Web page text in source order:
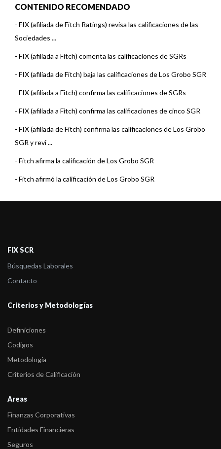
CONTENIDO RECOMENDADO
- FIX (afiliada de Fitch Ratings) revisa las calificaciones de las
Sociedades ...
- FIX (afiliada a Fitch) comenta las calificaciones de SGRs
- FIX (afiliada de Fitch) baja las calificaciones de Los Grobo SGR
- FIX (afiliada a Fitch) confirma las calificaciones de SGRs
- FIX (afiliada a Fitch) confirma las calificaciones de cinco SGR
- FIX (afiliada de Fitch) confirma las calificaciones de Los Grobo
SGR y revi ...
- Fitch afirma la calificación de Los Grobo SGR
- Fitch afirmó la calificación de Los Grobo SGR
- FIX (afiliada de Fitch Ratings) confirma y retira las calificaciones
-FIX (afiliada de Fitch) revisó las calificaciones de las Sociedades
FIX SCR
Búsquedas Laborales
Contacto
Criterios y Metodologías
Definiciones
Codigos
Metodología
Criterios de Calificación
Areas
Finanzas Corporativas
Entidades Financieras
Seguros